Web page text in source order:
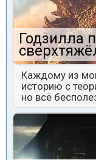
Годзилла
Каждому из
историю с
но всё